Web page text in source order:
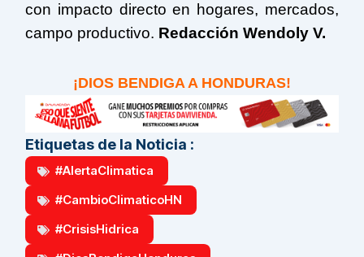
con impacto directo en hogares, mercados,
campo productivo. Redacción Wendoly V.
¡DIOS BENDIGA A HONDURAS!
Etiquetas de la Noticia :
#AlertaClimatica
#CambioClimaticoHN
#CrisisHidrica